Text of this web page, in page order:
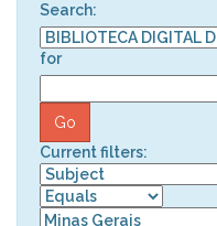
Search:
for
Current filters: